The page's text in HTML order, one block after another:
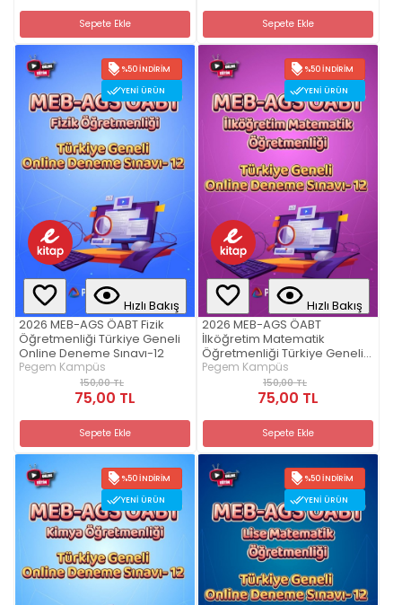
Sepete Ekle Sepete Ekle
%50 İNDIRIM
YENI ÜRÜN
Hızlı Bakış
2026 MEB-AGS ÖABT Fizik
Öğretmenliği Türkiye Geneli
Online Deneme Sınavı-12
Pegem Kampüs
150,00 TL
75,00 TL
Sepete Ekle
%50 İNDIRIM
YENI ÜRÜN
Hızlı Bakış
2026 MEB-AGS ÖABT
İlköğretim Matematik
Öğretmenliği Türkiye Geneli
Online Deneme Sınavı-12
Pegem Kampüs
150,00 TL
75,00 TL
Sepete Ekle
%50 İNDIRIM
YENI ÜRÜN
%50 İNDIRIM
YENI ÜRÜN